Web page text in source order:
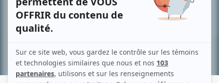
Recherche avancée »